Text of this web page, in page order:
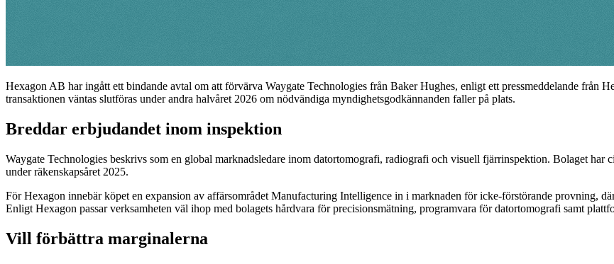
Hexagon AB har ingått ett bindande avtal om att förvärva Waygate Technologies från Baker Hughes, enligt ett pressmeddelande från
transaktionen väntas slutföras under andra halvåret 2026 om nödvändiga myndighetsgodkännanden faller på plats.
Breddar erbjudandet inom inspektion
Waygate Technologies beskrivs som en global marknadsledare inom datortomografi, radiografi och visuell fjärrinspektion. Bolaget
under räkenskapsåret 2025.
För Hexagon innebär köpet en expansion av affärsområdet Manufacturing Intelligence in i marknaden för icke-förstörande provning,
Enligt Hexagon passar verksamheten väl ihop med bolagets hårdvara för precisionsmätning, programvara för datortomografi samt
Vill förbättra marginalerna